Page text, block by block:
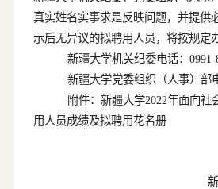
真实姓名实事求是反映问题，并提供
示后无异议的拟聘用人员，将按规定
新疆大学机关纪委电话： 0991-
新疆大学党委组织（人事）部
附件：新疆大学2022年面向社
用人员成绩及拟聘用花名册